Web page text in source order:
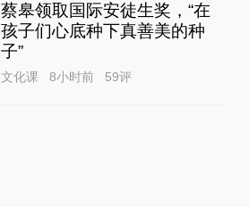
蔡皋领取国际安徒生奖，“在
孩子们心底种下真善美的种
子”
文化课 8小时前 59评